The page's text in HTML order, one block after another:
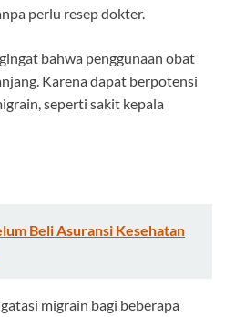
perlu resep dokter.
bahwa penggunaan obat
Karena dapat berpotensi
seperti sakit kepala
Beli Asuransi Kesehatan
migrain bagi beberapa